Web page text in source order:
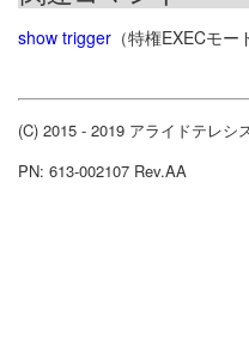
show trigger （特権EXECモー
(C) 2015 - 2019 アライドテレシ
PN: 613-002107 Rev.AA